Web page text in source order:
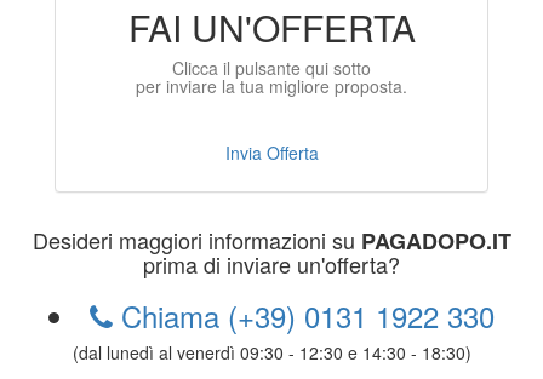
FAI UN'OFFERTA
Clicca il pulsante qui sotto
per inviare la tua migliore proposta.
Invia Offerta
Desideri maggiori informazioni su PAGADOPO.IT
prima di inviare un'offerta?
Chiama (+39) 0131 1922 330
(dal lunedì al venerdì 09:30 - 12:30 e 14:30 - 18:30)